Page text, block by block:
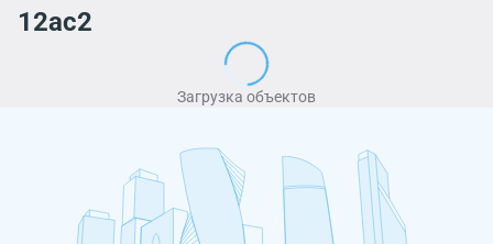
12ас2
Загрузка объектов